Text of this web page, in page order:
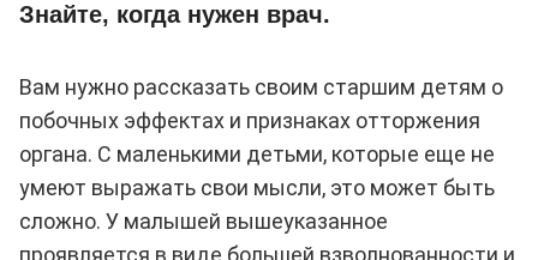
Знайте, когда нужен врач.
Вам нужно рассказать своим старшим детям о
побочных эффектах и признаках отторжения
органа. С маленькими детьми, которые еще не
умеют выражать свои мысли, это может быть
сложно. У малышей вышеуказанное
проявляется в виде большей взволнованности и